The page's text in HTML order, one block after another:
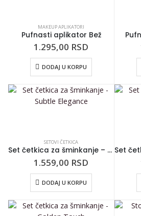
MAKEUP APLIKATORI
Pufnasti aplikator Bež
1.295,00 RSD
DODAJ U KORPU
SETOVI ČETKICA
Set četkica za šminkanje – Subtle Elegance
1.559,00 RSD
DODAJ U KORPU